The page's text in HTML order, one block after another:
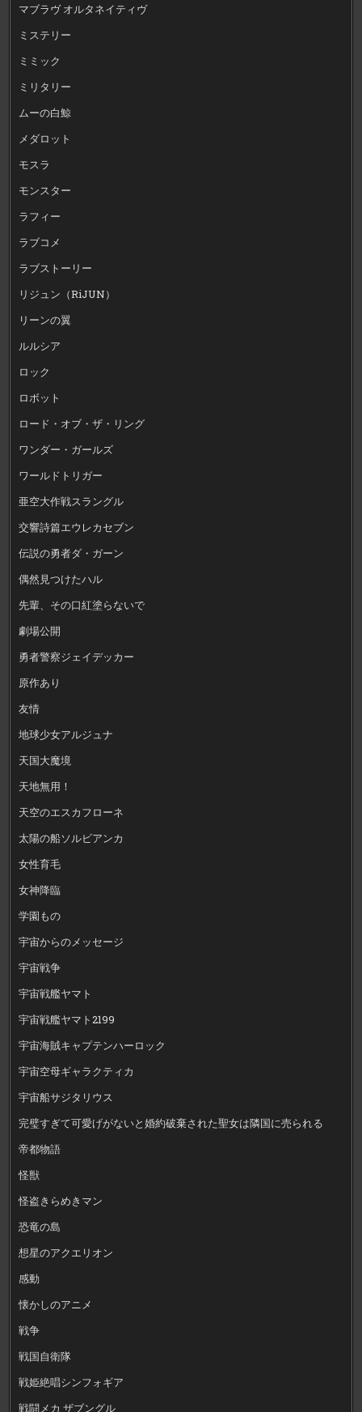
マブラヴ オルタネイティヴ
ミステリー
ミミック
ミリタリー
ムーの白鯨
メダロット
モスラ
モンスター
ラフィー
ラブコメ
ラブストーリー
リジュン（RiJUN）
リーンの翼
ルルシア
ロック
ロボット
ロード・オブ・ザ・リング
ワンダー・ガールズ
ワールドトリガー
亜空大作戦スラングル
交響詩篇エウレカセブン
伝説の勇者ダ・ガーン
偶然見つけたハル
先輩、その口紅塗らないで
劇場公開
勇者警察ジェイデッカー
原作あり
友情
地球少女アルジュナ
天国大魔境
天地無用！
天空のエスカフローネ
太陽の船ソルビアンカ
女性育毛
女神降臨
学園もの
宇宙からのメッセージ
宇宙戦争
宇宙戦艦ヤマト
宇宙戦艦ヤマト2199
宇宙海賊キャプテンハーロック
宇宙空母ギャラクティカ
宇宙船サジタリウス
完璧すぎて可愛げがないと婚約破棄された聖女は隣国に売られる
帝都物語
怪獣
怪盗きらめきマン
恐竜の島
想星のアクエリオン
感動
懐かしのアニメ
戦争
戦国自衛隊
戦姫絶唱シンフォギア
戦闘メカ ザブングル